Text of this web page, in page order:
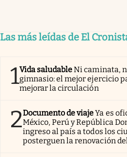
Las más leídas de El
1Vida saludableNi caminata,
gimnasio: el mejor ejercicio
mejorar la circulación
2Documento de viajeYa es
México, Perú y República
ingreso al país a todos los
posterguen la renovación